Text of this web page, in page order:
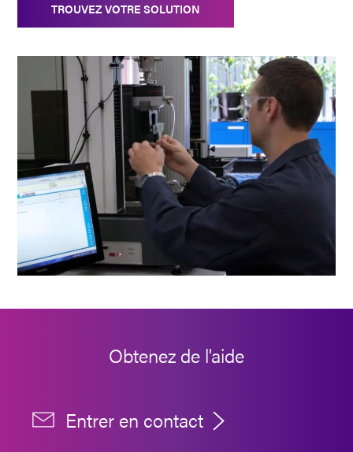
TROUVEZ VOTRE SOLUTION
Obtenez de l'aide
Entrer en contact